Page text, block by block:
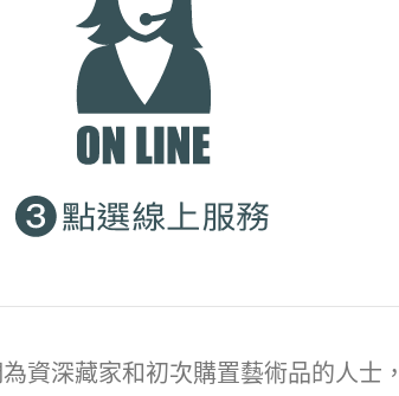
資深藏家和初次購置藝術品的人士